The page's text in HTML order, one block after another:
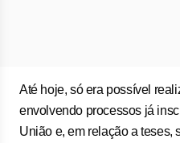
Até hoje, só era possível
envolvendo processos já
União e, em relação a teses,